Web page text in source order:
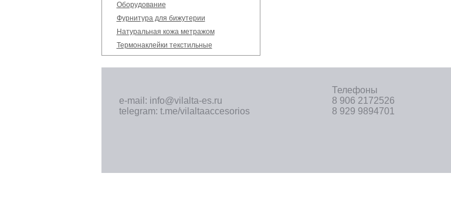
Оборудование
Фурнитура для бижутерии
Натуральная кожа метражом
Термонаклейки текстильные
e-mail: info@vilalta-es.ru
telegram: t.me/vilaltaaccesorios
Телефоны
8 906 2172526
8 929 9894701